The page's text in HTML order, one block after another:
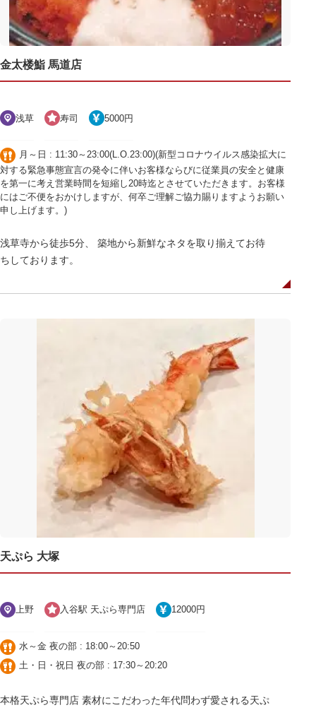
金太楼鮨 馬道店
浅草 寿司 5000円
月～日 : 11:30～23:00(L.O.23:00)(新型コロナウイルス感染拡大に
対する緊急事態宣言の発令に伴いお客様ならびに従業員の安全と健康
を第一に考え営業時間を短縮し20時迄とさせていただきます。お客様
にはご不便をおかけしますが、何卒ご理解ご協力賜りますようお願い
申し上げます。)
浅草寺から徒歩5分、 築地から新鮮なネタを取り揃えてお待
ちしております。
天ぷら 大塚
上野 入谷駅 天ぷら専門店 12000円
水～金 夜の部 : 18:00～20:50
土・日・祝日 夜の部 : 17:30～20:20
本格天ぷら専門店 素材にこだわった年代問わず愛される天ぷ